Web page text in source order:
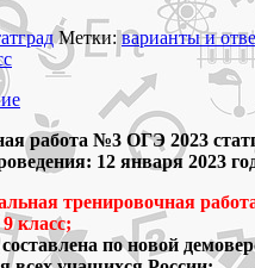
Метки:варианты и
работа №3 ОГЭ 2023
12 января 2023
тренировочная
класс;
по новой